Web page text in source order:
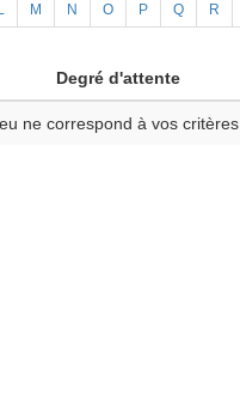
L M N O P Q R
Degré d'attente
ne correspond à vos critères.